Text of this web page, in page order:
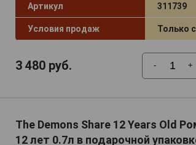
Артикул 311739
Условия продаж Только
3 480руб. - +
The Demons Share 12 Years Old
12 лет 0.7л в подарочной